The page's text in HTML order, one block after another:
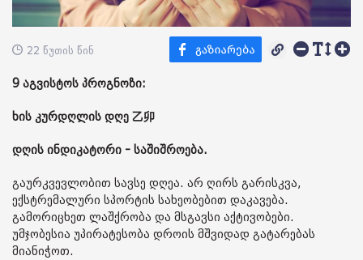
22 წუთის წინ
9 აგვისტოს პროგნოზი:
ხის კურდღლის დღე 乙卯
დღის ინდიკატორი - საშიშროება.
გაურკვევლობით სავსე დღეა. არ ღირს გარისკვა,
ექსტრემალური სპორტის სახეობებით დაკავება.
გამორიცხეთ ლაშქრობა და მსგავსი აქტივობები.
უმჯობესია უპირატესობა დროის მშვიდად გატარებას
მიანიჭოთ.